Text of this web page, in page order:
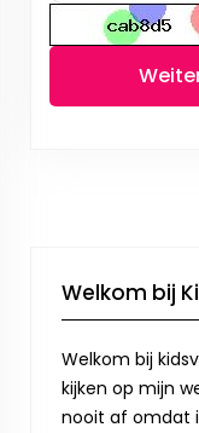
Welkom bij
Welkom bij
kijken op mijn
nooit af omdat